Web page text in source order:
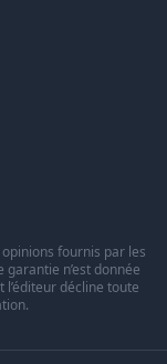
fournis par les
n’est donnée
l’éditeur décline toute